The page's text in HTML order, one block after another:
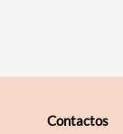
Filtros
Contactos